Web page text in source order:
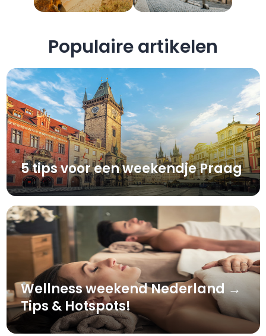
Populaire artikelen
5 tips voor een weekendje Praag
Wellness weekend Nederland →
Tips & Hotspots!